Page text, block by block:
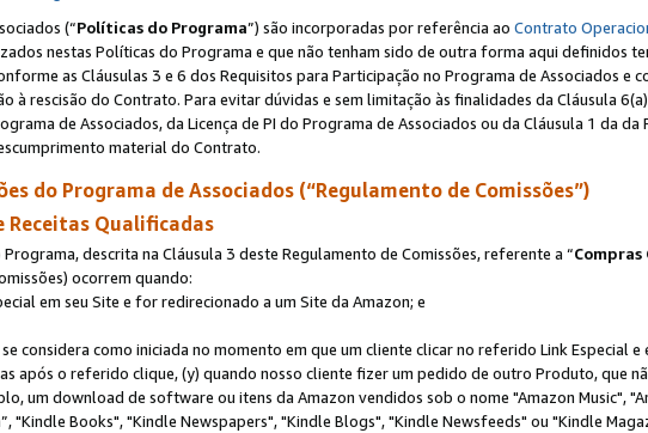
(“Políticas do Programa”) são incorporadas por referência ao Contrato
nestas Políticas do Programa e que não tenham sido de outra forma aqui definidos
as Cláusulas 3 e 6 dos Requisitos para Participação no Programa de Associados e
à rescisão do Contrato. Para evitar dúvidas e sem limitação às finalidades da Cláusula
de Associados, da Licença de PI do Programa de Associados ou da Cláusula 1 da
material do Contrato.
do Programa de Associados (“Regulamento de Comissões”)
Receitas Qualificadas
descrita na Cláusula 3 deste Regulamento de Comissões, referente a “
ocorrem quando:
em seu Site e for redirecionado a um Site da Amazon; e
considera como iniciada no momento em que um cliente clicar no referido Link Especial
após o referido clique, (y) quando nosso cliente fizer um pedido de outro Produto, que
um download de software ou itens da Amazon vendidos sob o nome "Amazon Music",
"Kindle Books", "Kindle Newspapers", "Kindle Blogs", "Kindle Newsfeeds" ou "Kindle